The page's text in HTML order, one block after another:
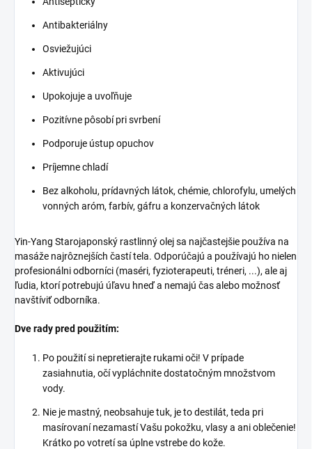
Antibakteriálny
Osviežujúci
Aktivujúci
Upokojuje a uvoľňuje
Pozitívne pôsobí pri svrbení
Podporuje ústup opuchov
Príjemne chladí
Bez alkoholu, prídavných látok, chémie, chlorofylu, umelých
vonných aróm, farbív, gáfru a konzervačných látok
Yin-Yang Starojaponský rastlinný olej sa najčastejšie používa na
masáže najrôznejších častí tela. Odporúčajú a používajú ho nielen
profesionálni odborníci (maséri, fyzioterapeuti, tréneri, ...), ale aj
ľudia, ktorí potrebujú úľavu hneď a nemajú čas alebo možnosť
navštíviť odborníka.
Dve rady pred použitím:
Po použití si nepretierajte rukami oči! V prípade
zasiahnutia, očí vypláchnite dostatočným množstvom
vody.
Nie je mastný, neobsahuje tuk, je to destilát, teda pri
masírovaní nezamastí Vašu pokožku, vlasy a ani oblečenie!
Krátko po votretí sa úplne vstrebe do kože.